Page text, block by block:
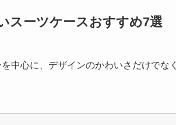
スーツケースおすすめ7選
中心に、デザインのかわいさだけでなく